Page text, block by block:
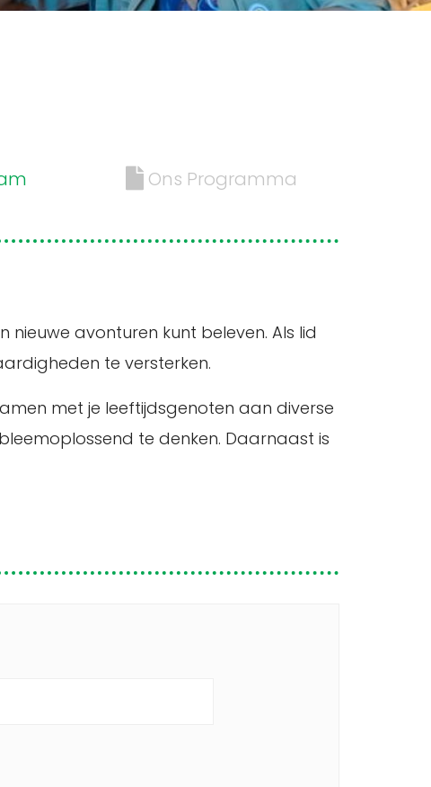
Ons Programma
avonturen kunt beleven. Als lid
te versterken.
met je leeftijdsgenoten aan diverse
te denken. Daarnaast is